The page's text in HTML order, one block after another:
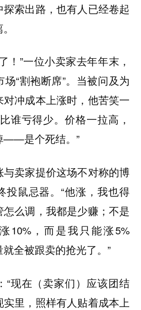
索出路，也有人已经卷起
！”一位小卖家去年年末，
“割袍断席”。当被问及为
冲成本上涨时，他苦笑一
谁亏得少。价格一拉高，
——是个死结。”
卖家提价这场不对称的博
投鼠忌器。“他涨，我也得
么调，我都是少赚；不是
10%，而是我只能涨5%
全被跟卖的抢光了。”
“现在（卖家们）应该团结
里，照样有人贴着成本上